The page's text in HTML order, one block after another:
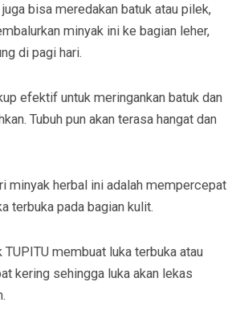
bisa meredakan batuk atau pilek,
minyak ini ke bagian leher,
di pagi hari.
efektif untuk meringankan batuk dan
Tubuh pun akan terasa hangat dan
minyak herbal ini adalah mempercepat
terbuka pada bagian kulit.
TUPITU membuat luka terbuka atau
kering sehingga luka akan lekas